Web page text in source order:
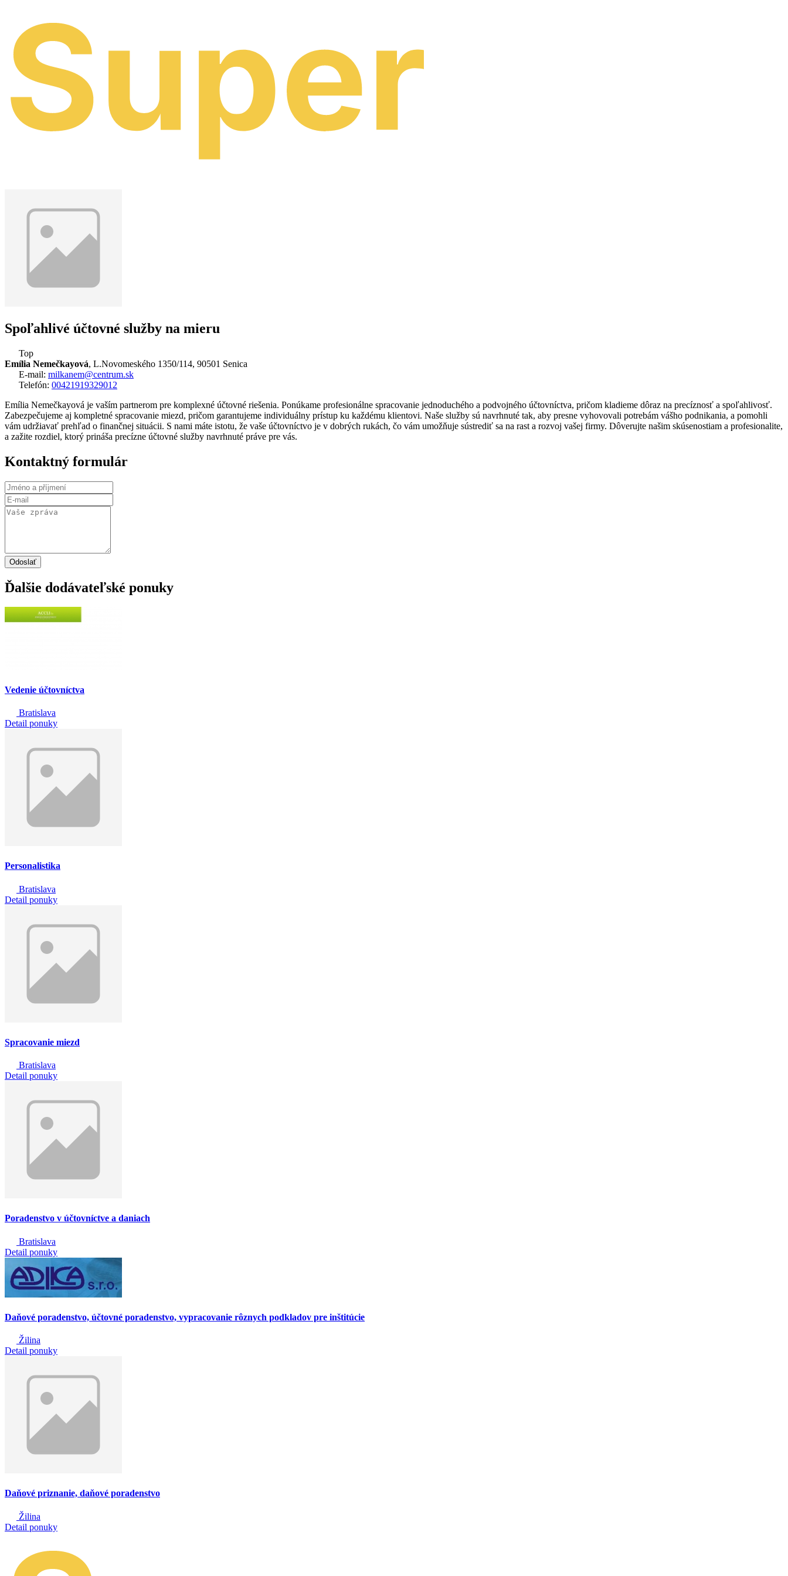
Spoľahlivé účtovné služby na mieru
Top
Emília Nemečkayová, L.Novomeského 1350/114, 90501 Senica
E-mail: milkanem@centrum.sk
Telefón: 00421919329012
Emília Nemečkayová je vaším partnerom pre komplexné účtovné riešenia. Ponúkame profesionálne spracovanie jednoduchého a podvojného účtovníctva, pričom kladieme dôraz na precíznosť a spoľahlivosť.
Zabezpečujeme aj kompletné spracovanie miezd, pričom garantujeme individuálny prístup ku každému klientovi. Naše služby sú navrhnuté tak, aby presne vyhovovali potrebám vášho podnikania, a pomohli
vám udržiavať prehľad o finančnej situácii. S nami máte istotu, že vaše účtovníctvo je v dobrých rukách, čo vám umožňuje sústrediť sa na rast a rozvoj vašej firmy. Dôverujte našim skúsenostiam a profesionalite,
a zažite rozdiel, ktorý prináša precízne účtovné služby navrhnuté práve pre vás.
Kontaktný formulár
Odoslať
Ďalšie dodávateľské ponuky
Vedenie účtovníctva
Bratislava
Detail ponuky
Personalistika
Bratislava
Detail ponuky
Spracovanie miezd
Bratislava
Detail ponuky
Poradenstvo v účtovníctve a daniach
Bratislava
Detail ponuky
Daňové poradenstvo, účtovné poradenstvo, vypracovanie rôznych podkladov pre inštitúcie
Žilina
Detail ponuky
Daňové priznanie, daňové poradenstvo
Žilina
Detail ponuky